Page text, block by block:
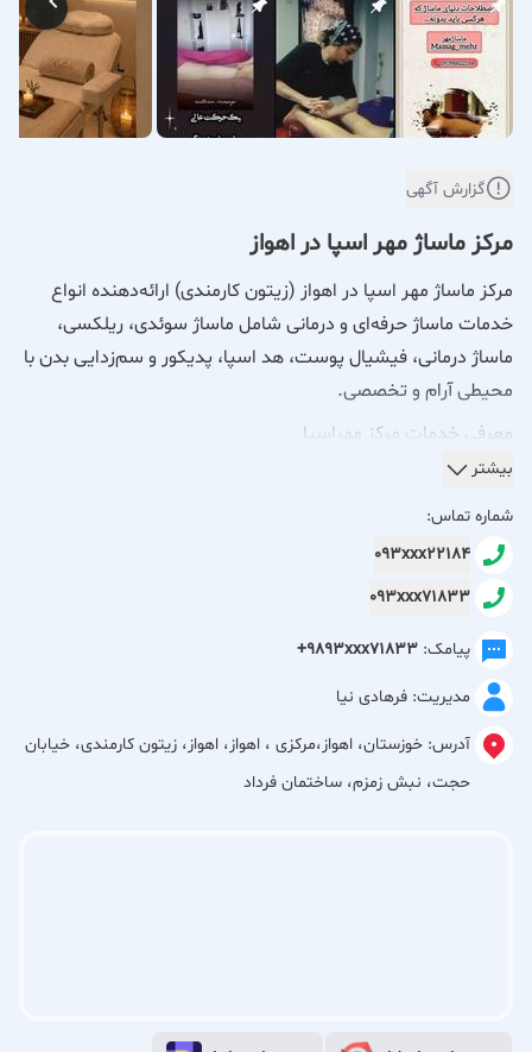
گزارش آگهی
مرکز ماساژ مهر اسپا در اهواز
مرکز ماساژ مهر اسپا در اهواز (زیتون کارمندی) ارائه‌دهنده انواع
خدمات ماساژ حرفه‌ای و درمانی شامل ماساژ سوئدی، ریلکسی،
ماساژ درمانی، فیشیال پوست، هد اسپا، پدیکور و سم‌زدایی بدن با
محیطی آرام و تخصصی.
معرفی خدمات مرکز مهراسپا
مرکز مهراسپا در اهواز، با ارائه خدمات تخصصی در حوزه ماساژ،
افرادی فراهم کرده که به سلامت جسم، آرامش ذهن و مراقبت از
بدن خود اهمیت می‌دهند.
در این مجموعه تلاش می‌شود خدمات با کیفیت، در محیطی
حرفه‌ای و با رعایت کامل اصول بهداشتی ارائه شود تا مراجعین
تجربه‌ای لذت‌بخش، ایمن و آرامش‌بخش داشته باشند.
مرکز مهراسپا با تمرکز بر ماساژهای تخصصی، خدمات ریلکسی،
فیشیال، هد اسپا، پدیکور و پاکسازی بدن، انتخابی مناسب برای
بیشتر
شماره تماس:
093xxx22184
093xxx71833
پیامک: +9893xxx71833
مدیریت: فرهادی نیا
آدرس: خوزستان، اهواز،مرکزی ، اهواز، اهواز، زیتون کارمندی، خیابان
حجت، نبش زمزم، ساختمان فرداد